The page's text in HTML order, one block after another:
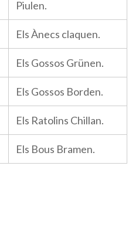
Piulen.
Els Ànecs claquen.
Els Gossos Grünen.
Els Gossos Borden.
Els Ratolins Chillan.
Els Bous Bramen.